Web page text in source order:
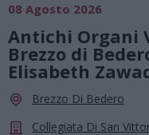
08 Agosto 2026
Antichi Organi
Brezzo di
Elisabeth
Brezzo Di Bedero
Collegiata Di San